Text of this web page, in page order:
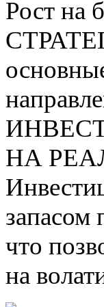
Рост на
НА
запасом
что
на